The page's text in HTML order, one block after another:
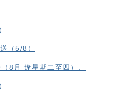
（5/8）
8月 逢星期二至四）、